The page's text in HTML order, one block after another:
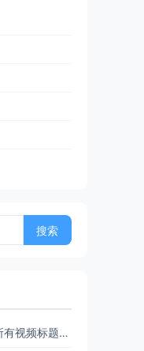
从 Youtube 在线频道获取所有视频标题和链接 (URL)【20260702亲测有效】